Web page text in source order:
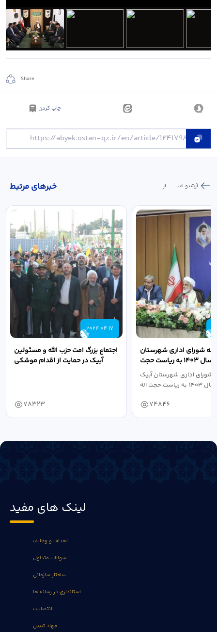
Share
چاپ کردن
خبر‌های مرتبط آرشیو اخبـــــــــــار
2024 04 17
اجتماع بزرگ امت حزب الله و مسئولین
آبیک در حمایت از اقدام موشکی
78323
شورای اداری شهرستان
آبیک در سال ۱۴۰۳ به ریاست حجت
اله مددخانی...
شورای اداری شهرستان آبیک
74846
لینک های مفید
اهداف و وظایف
سوالات متداول
ساختار سازمانی
استانداری در رسانه ها
انتصابات
جهاد تبیین